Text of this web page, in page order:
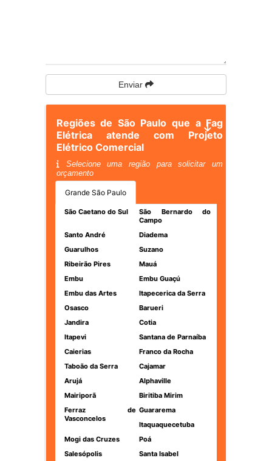
Enviar
Regiões de São Paulo que a Fag
Elétrica atende com Projeto
Elétrico Comercial
Selecione uma região para solicitar um
orçamento
Grande São Paulo
São Caetano do Sul
São Bernardo do
Campo
Santo André
Diadema
Guarulhos
Suzano
Ribeirão Pires
Mauá
Embu
Embu Guaçú
Embu das Artes
Itapecerica da Serra
Osasco
Barueri
Jandira
Cotia
Itapevi
Santana de Parnaíba
Caierias
Franco da Rocha
Taboão da Serra
Cajamar
Arujá
Alphaville
Mairiporã
Biritiba Mirim
Ferraz de
Vasconcelos
Guararema
Itaquaquecetuba
Mogi das Cruzes
Poá
Salesópolis
Santa Isabel